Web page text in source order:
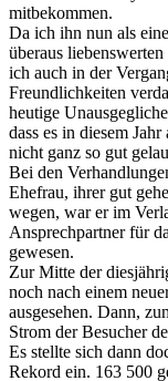
mitbekommen.
Da ich ihn nun als
überaus
ich auch in der
Freundlichkeiten
heutige
dass es in diesem
nicht ganz so gut
Bei den
Ehefrau, ihrer gut
wegen, war er im
Ansprechpartner für
gewesen.
Zur Mitte der
noch nach einem
ausgesehen. Dann,
Strom der Besucher
Es stellte sich dann
Rekord ein. 163 500